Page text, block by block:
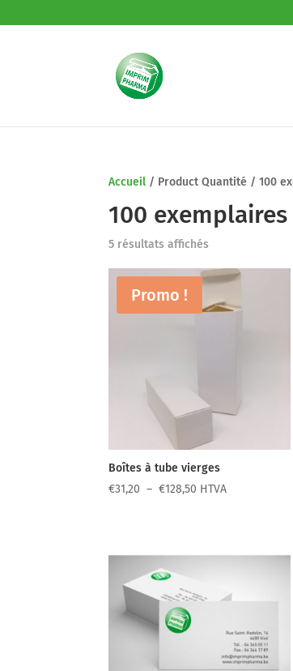
Accueil / Product Quantité /100
100 exemplaires
5 résultats affichés
Promo !
Boîtes à tube vierges
€31,20 – €128,50 Plage
HTVA